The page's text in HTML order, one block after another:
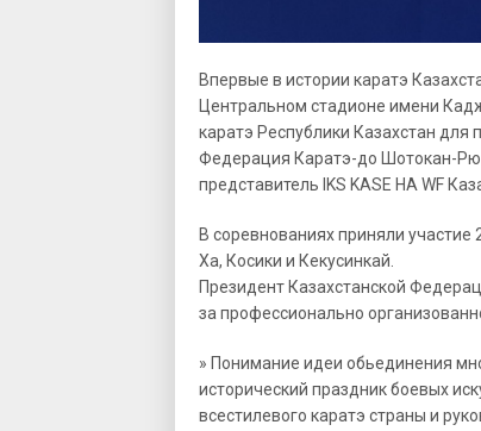
Впервые в истории каратэ
Центральном стадионе имени
каратэ Республики Казахстан
Федерация Каратэ-до Шотокан-Рю
представитель IKS KASE HA WF
В соревнованиях приняли
Ха, Косики и Кекусинкай.
Президент Казахстанской
за профессионально
» Понимание идеи обьединения
исторический праздник боевых
всестилевого каратэ страны и